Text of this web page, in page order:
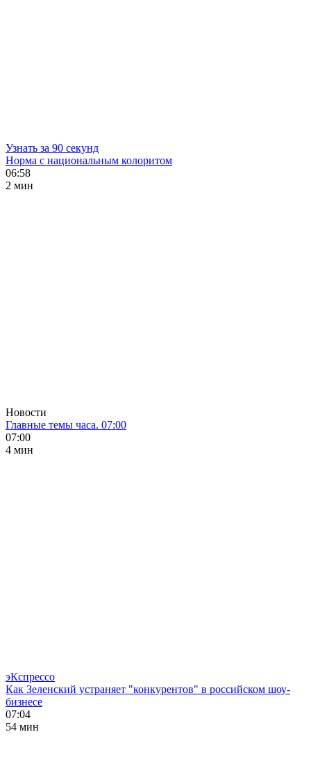
Узнать за 90 секунд
Норма с национальным колоритом
06:58
2 мин
Новости
Главные темы часа. 07:00
07:00
4 мин
эКспрессо
Как Зеленский устраняет "конкурентов" в российском шоу-
бизнесе
07:04
54 мин